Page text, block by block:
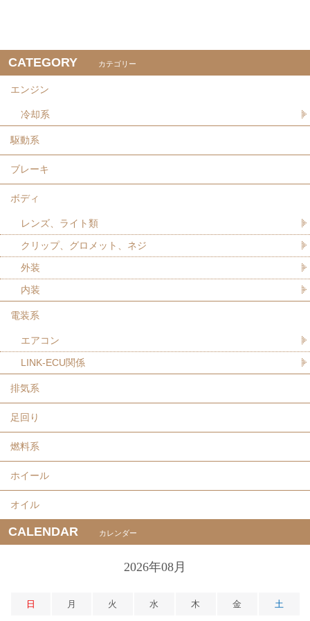
CATEGORY カテゴリー
エンジン
冷却系
駆動系
ブレーキ
ボディ
レンズ、ライト類
クリップ、グロメット、ネジ
外装
内装
電装系
エアコン
LINK-ECU関係
排気系
足回り
燃料系
ホイール
オイル
CALENDAR カレンダー
2026年08月
日 月 火 水 木 金 土